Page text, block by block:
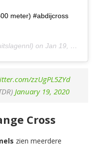
meter) #abdijcross
on Jan 19, 2020 at 5:18am PST
zzUgPL5ZYd
January 19, 2020
Cross
zien meerdere